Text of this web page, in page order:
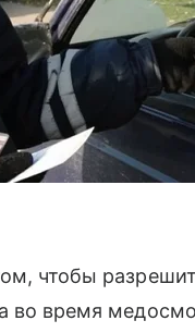
чтобы
во время